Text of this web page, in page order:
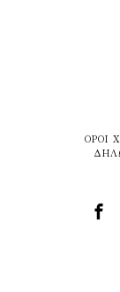
ΌΡΟΙ